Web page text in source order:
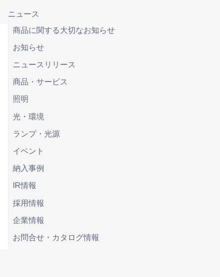
ニュース
商品に関する大切なお知らせ
お知らせ
ニュースリリース
商品・サービス
照明
光・環境
ランプ・光源
イベント
納入事例
IR情報
採用情報
企業情報
お問合せ・カタログ情報